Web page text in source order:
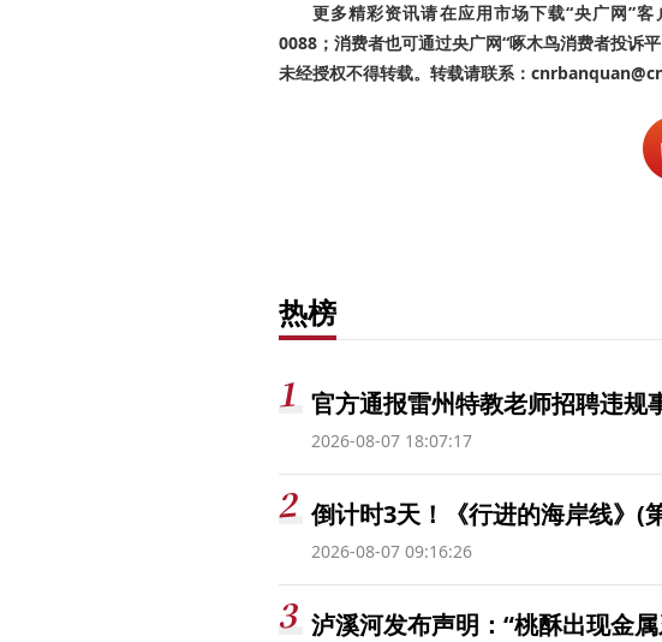
更多精彩资讯请在应用市场下载“央广网”
0088；消费者也可通过央广网“啄木鸟消费者投诉
未经授权不得转载。转载请联系：
热榜
官方通报雷州特教老师招聘违规
2026-08-07 18:07:17
倒计时3天！《行进的海岸线》(
2026-08-07 09:16:26
泸溪河发布声明：“桃酥出现金